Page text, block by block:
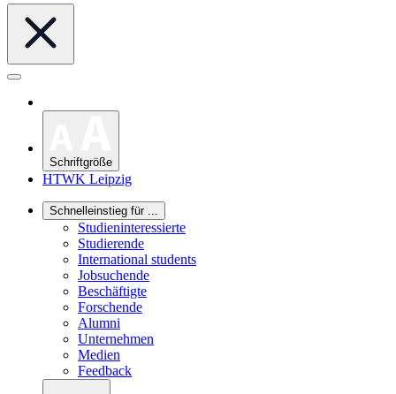
Schriftgröße
HTWK Leipzig
Schnelleinstieg für ...
Studieninteressierte
Studierende
International students
Jobsuchende
Beschäftigte
Forschende
Alumni
Unternehmen
Medien
Feedback